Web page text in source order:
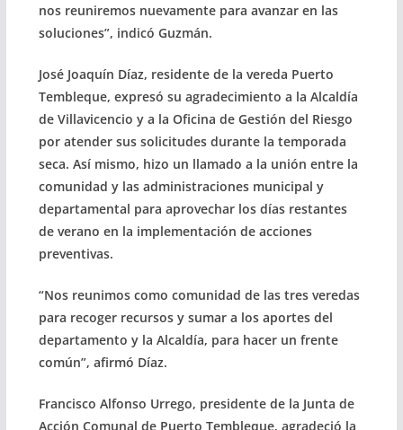
nos reuniremos nuevamente para avanzar en las
soluciones”, indicó Guzmán.
José Joaquín Díaz, residente de la vereda Puerto
Tembleque, expresó su agradecimiento a la Alcaldía
de Villavicencio y a la Oficina de Gestión del Riesgo
por atender sus solicitudes durante la temporada
seca. Así mismo, hizo un llamado a la unión entre la
comunidad y las administraciones municipal y
departamental para aprovechar los días restantes
de verano en la implementación de acciones
preventivas.
“Nos reunimos como comunidad de las tres veredas
para recoger recursos y sumar a los aportes del
departamento y la Alcaldía, para hacer un frente
común”, afirmó Díaz.
Francisco Alfonso Urrego, presidente de la Junta de
Acción Comunal de Puerto Tembleque, agradeció la